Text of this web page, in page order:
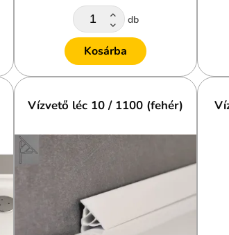
db
Kosárba
Vízvető léc 10 / 1100 (fehér)